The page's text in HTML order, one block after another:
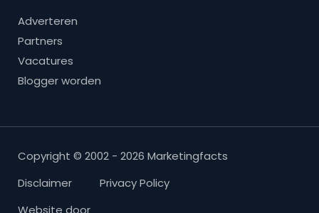
Adverteren
Partners
Vacatures
Blogger worden
Copyright © 2002 - 2026 Marketingfacts
Disclaimer
Privacy Policy
Website door